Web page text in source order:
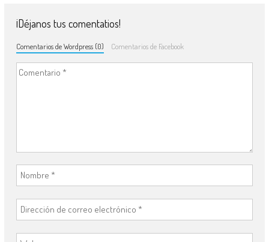
¡Déjanos tus comentatios!
Comentarios de Wordpress (0) Comentarios de Facebook